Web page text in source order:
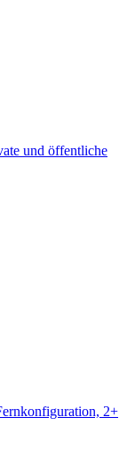
und öffentliche
2+